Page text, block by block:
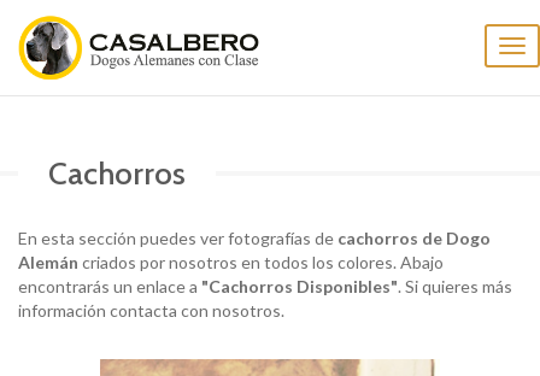
Cachorros
En esta sección puedes ver fotografías de cachorros de Dogo
Alemán criados por nosotros en todos los colores. Abajo
encontrarás un enlace a "Cachorros Disponibles". Si quieres más
información contacta con nosotros.